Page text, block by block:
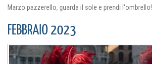
Marzo pazzerello, guarda il sole e prendi l'ombrello!
FEBBRAIO 2023